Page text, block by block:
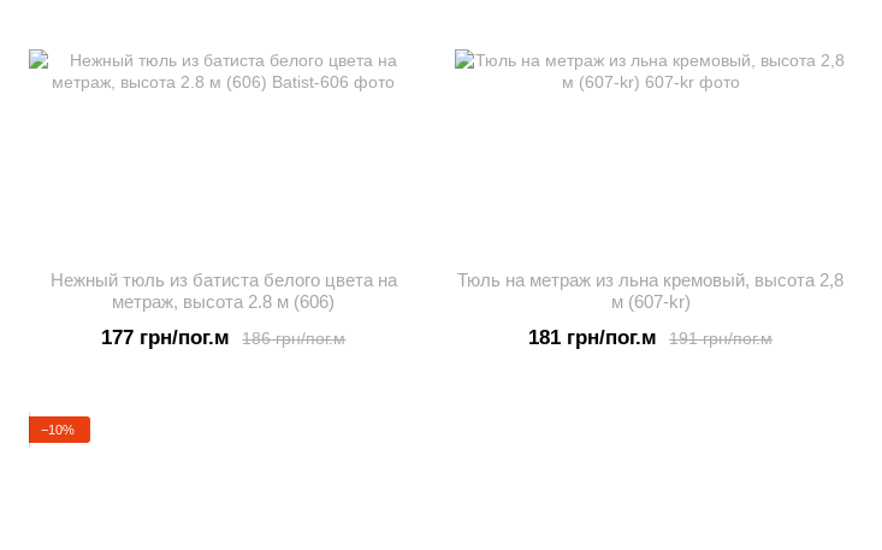
Нежный тюль из батиста белого цвета на
метраж, высота 2.8 м (606)
186 грн/пог.м
177 грн/пог.м
Тюль на метраж из льна кремовый, высота 2,8
м (607-kr)
191 грн/пог.м
181 грн/пог.м
−10%